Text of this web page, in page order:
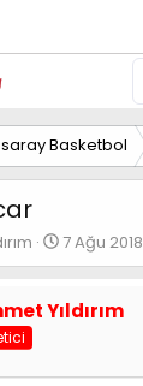
Basketbol
B
a
l
g
7 Ağu 2018
Yıldırım